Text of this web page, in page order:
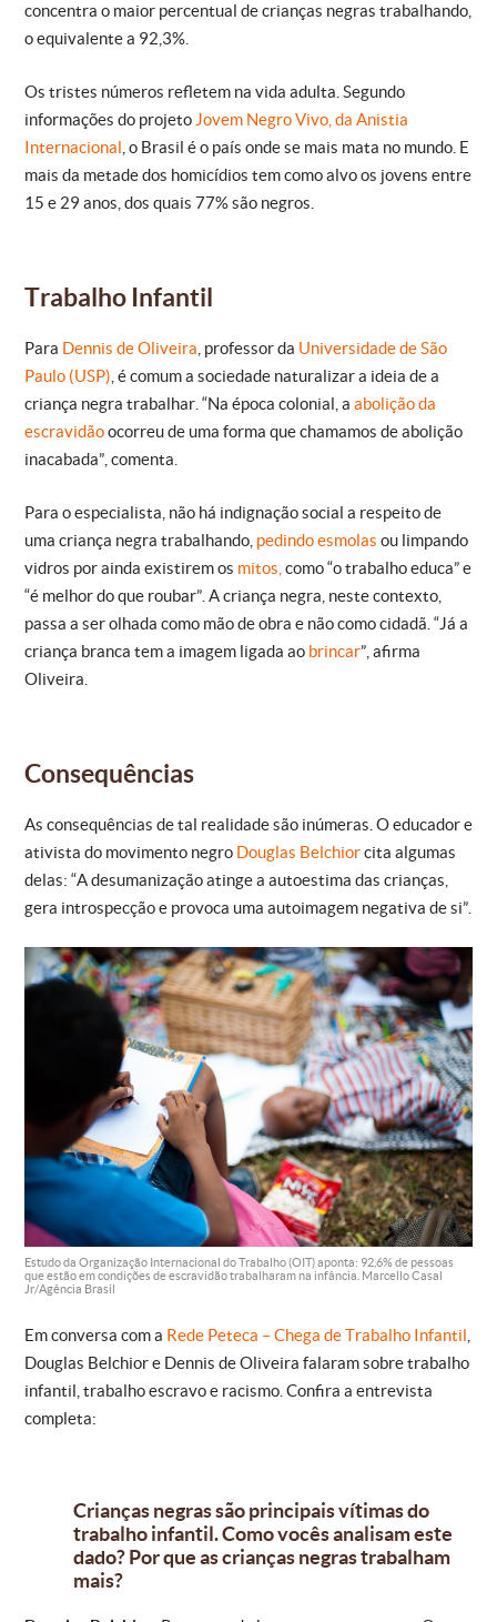
concentra o maior percentual de crianças negras trabalhando,
o equivalente a 92,3%.
Os tristes números refletem na vida adulta. Segundo
informações do projeto Jovem Negro Vivo, da Anistia
Internacional , o Brasil é o país onde se mais mata no mundo. E
mais da metade dos homicídios tem como alvo os jovens entre
15 e 29 anos, dos quais 77% são negros.
Trabalho Infantil
Para Dennis de Oliveira , professor da Universidade de São
Paulo (USP) , é comum a sociedade naturalizar a ideia de a
criança negra trabalhar. “Na época colonial, a abolição da
escravidãoocorreu de uma forma que chamamos de abolição
inacabada”, comenta.
Para o especialista, não há indignação social a respeito de
uma criança negra trabalhando, pedindo esmolas ou limpando
vidros por ainda existirem os mitos, como “o trabalho educa” e
“é melhor do que roubar”. A criança negra, neste contexto,
passa a ser olhada como mão de obra e não como cidadã. “Já a
criança branca tem a imagem ligada ao brincar”, afirma
Oliveira.
Consequências
As consequências de tal realidade são inúmeras. O educador e
ativista do movimento negro Douglas Belchiorcita algumas
delas: “A desumanização atinge a autoestima das crianças,
gera introspecção e provoca uma autoimagem negativa de si”.
Estudo da Organização Internacional do Trabalho (OIT) aponta: 92,6% de pessoas
que estão em condições de escravidão trabalharam na infância. Marcello Casal
Jr/Agência Brasil
Em conversa com a Rede Peteca – Chega de Trabalho Infantil
Douglas Belchior e Dennis de Oliveira falaram sobre trabalho
infantil, trabalho escravo e racismo. Confira a entrevista
completa:
Crianças negras são principais vítimas do
trabalho infantil. Como vocês analisam este
dado? Por que as crianças negras trabalham
mais?